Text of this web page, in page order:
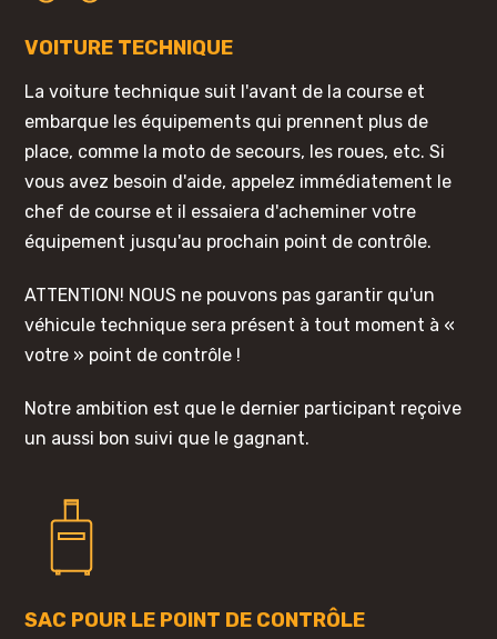
VOITURE TECHNIQUE
La voiture technique suit l'avant de la course et
embarque les équipements qui prennent plus de
place, comme la moto de secours, les roues, etc. Si
vous avez besoin d'aide, appelez immédiatement le
chef de course et il essaiera d'acheminer votre
équipement jusqu'au prochain point de contrôle.
ATTENTION! NOUS ne pouvons pas garantir qu'un
véhicule technique sera présent à tout moment à «
votre » point de contrôle !
Notre ambition est que le dernier participant reçoive
un aussi bon suivi que le gagnant.
SAC POUR LE POINT DE CONTRÔLE